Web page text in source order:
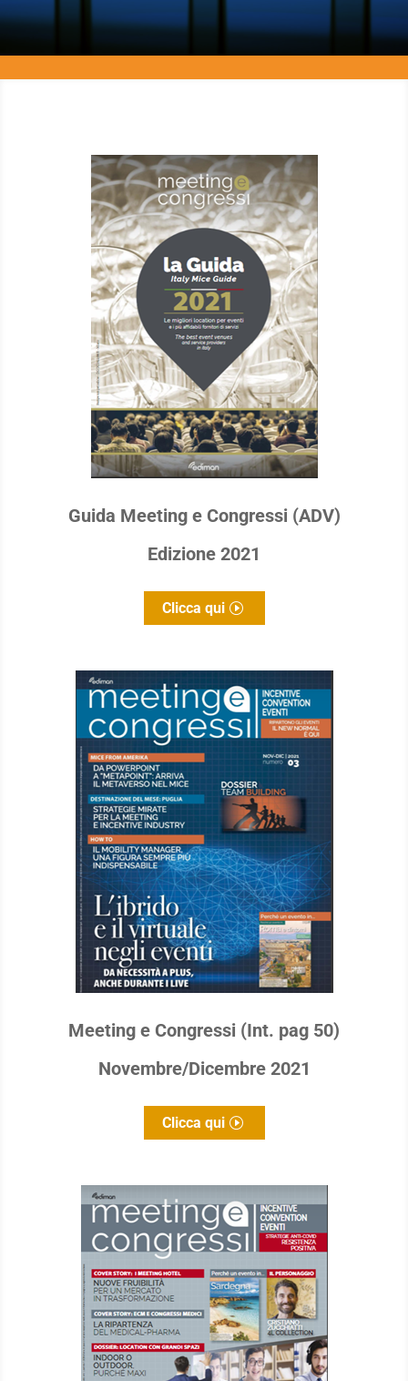
Guida Meeting e Congressi (ADV)
Edizione 2021
Clicca qui
Meeting e Congressi (Int. pag 50)
Novembre/Dicembre 2021
Clicca qui